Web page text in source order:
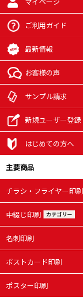
ご利用ガイド
最新情報
お客様の声
サンプル請求
新規ユーザー登録
はじめての方へ
主要商品
チラシ・フライヤー印刷
中綴じ印刷 カテゴリー
名刺印刷
ポストカード印刷
ポスター印刷